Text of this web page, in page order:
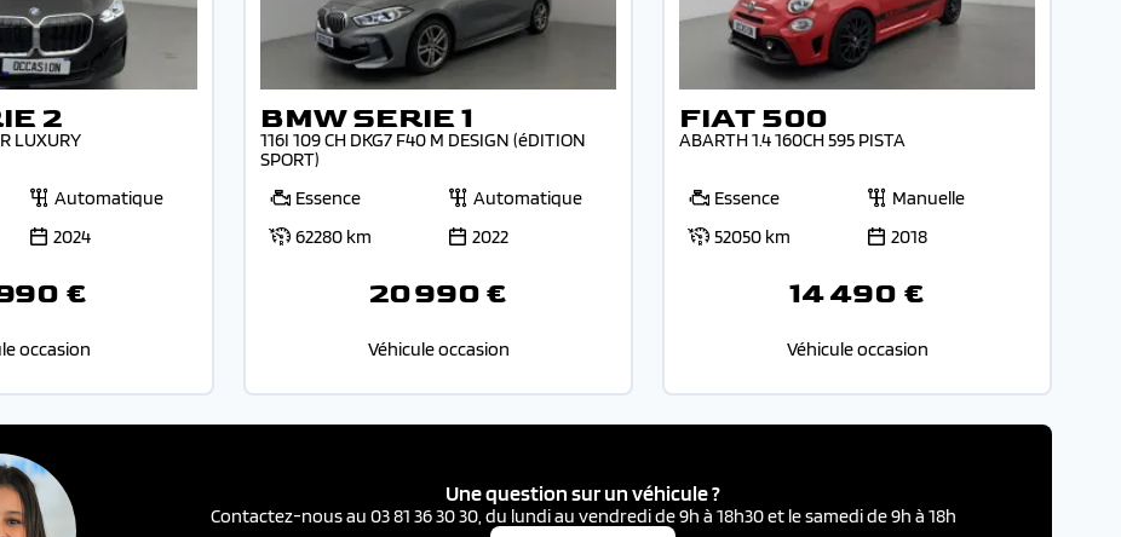
2
LUXURY
Automatique
2024
€
occasion
BMW SERIE 1
116I 109 CH DKG7 F40 M DESIGN (éDITION
SPORT)
Essence
Automatique
62280 km
2022
20 990 €
Véhicule occasion
FIAT 500
ABARTH 1.4 160CH 595 PISTA
Essence
Manuelle
52050 km
2018
14 490 €
Véhicule occasion
Une question sur un véhicule ?
Contactez-nous au 03 81 36 30 30, du lundi au vendredi de 9h à 18h30 et le samedi de 9h à 18h